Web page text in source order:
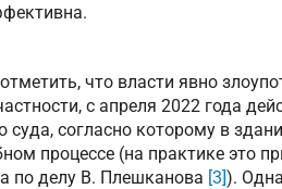
что власти явно
с апреля 2022 года
суда, согласно которому в
процессе (на практике это
по делу В. Плешканова [3]).